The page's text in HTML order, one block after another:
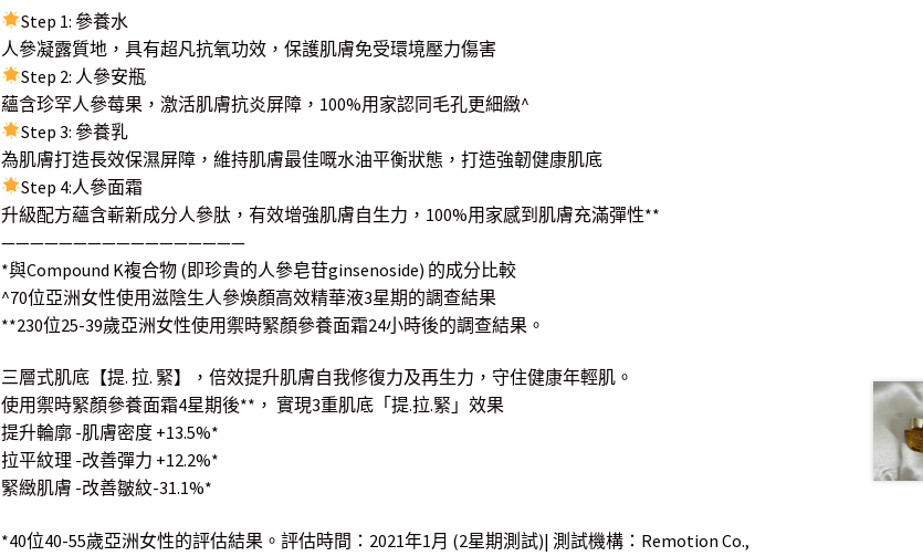
Step 1: 參養水
人參凝露質地，具有超凡抗氧功效，保護肌膚免受環境壓力傷害
Step 2: 人參安瓶
蘊含珍罕人參莓果，激活肌膚抗炎屏障，100%用家認同毛孔更細緻^
Step 3: 參養乳
為肌膚打造長效保濕屏障，維持肌膚最佳嘅水油平衡狀態，打造強韌健康肌底
Step 4:人參面霜
升級配方蘊含嶄新成分人參肽，有效增強肌膚自生力，100%用家感到肌膚充滿彈性**
—————————————————
*與Compound K複合物 (即珍貴的人參皂苷ginsenoside) 的成分比較
^70位亞洲女性使用滋陰生人參煥顏高效精華液3星期的調查結果
**230位25-39歲亞洲女性使用禦時緊顏參養面霜24小時後的調查結果。
三層式肌底【提. 拉. 緊】，倍效提升肌膚自我修復力及再生力，守住健康年輕肌。
使用禦時緊顏參養面霜4星期後**， 實現3重肌底「提.拉.緊」效果
提升輪廓 -肌膚密度 +13.5%*
拉平紋理 -改善彈力 +12.2%*
緊緻肌膚 -改善皺紋-31.1%*
*40位40-55歲亞洲女性的評估結果。評估時間：2021年1月 (2星期測試)| 測試機構：Remotion Co.,